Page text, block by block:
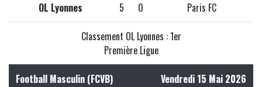
OL Lyonnes 5 0 Paris FC
Classement OL Lyonnes : 1er
Première Ligue
Football Masculin (FCVB) Vendredi 15 Mai 2026